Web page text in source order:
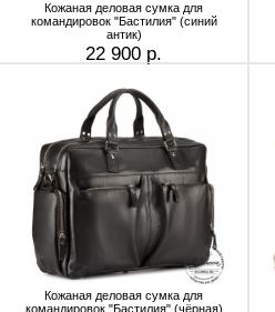
Кожаная деловая сумка для
командировок "Бастилия" (синий
антик)
22 900 р.
Кожаная деловая сумка для
командировок "Бастилия" (чёрная)